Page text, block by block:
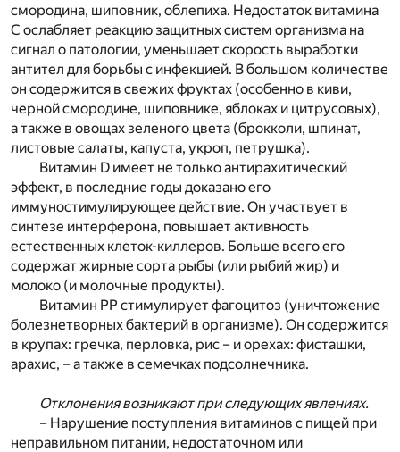
смородина, шиповник, облепиха. Недостаток витамина
С ослабляет реакцию защитных систем организма на
сигнал о патологии, уменьшает скорость выработки
антител для борьбы с инфекцией. В большом количестве
он содержится в свежих фруктах (особенно в киви,
черной смородине, шиповнике, яблоках и цитрусовых),
а также в овощах зеленого цвета (брокколи, шпинат,
листовые салаты, капуста, укроп, петрушка).
Витамин D имеет не только антирахитический
эффект, в последние годы доказано его
иммуностимулирующее действие. Он участвует в
синтезе интерферона, повышает активность
естественных клеток-киллеров. Больше всего его
содержат жирные сорта рыбы (или рыбий жир) и
молоко (и молочные продукты).
Витамин РР стимулирует фагоцитоз (уничтожение
болезнетворных бактерий в организме). Он содержится
в крупах: гречка, перловка, рис – и орехах: фисташки,
арахис, – а также в семечках подсолнечника.
Отклонения возникают при следующих явлениях.
– Нарушение поступления витаминов с пищей при
неправильном питании, недостаточном или